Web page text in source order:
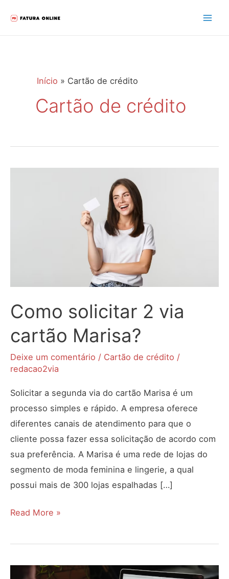
para
Início Cartão de crédito
Cartão de crédito
Como solicitar 2 via
cartão Marisa?
Deixe um comentário / Cartão de crédito /
redacao2via
Solicitar a segunda via do cartão Marisa é um
processo simples e rápido. A empresa oferece
diferentes canais de atendimento para que o
cliente possa fazer essa solicitação de acordo com
sua preferência. A Marisa é uma rede de lojas do
segmento de moda feminina e lingerie, a qual
possui mais de 300 lojas espalhadas […]
Como
2
cartão
Read More »